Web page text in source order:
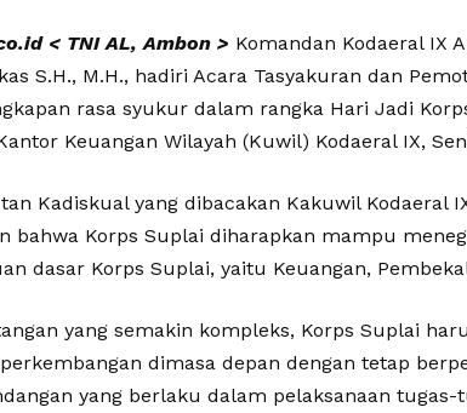
< TNI AL, Ambon > Komandan Kodaeral IX
S.H., M.H., hadiri Acara Tasyakuran dan
rasa syukur dalam rangka Hari Jadi
Keuangan Wilayah (Kuwil) Kodaeral IX,
Kadiskual yang dibacakan Kakuwil Kodaeral
bahwa Korps Suplai diharapkan mampu
dasar Korps Suplai, yaitu Keuangan,
yang semakin kompleks, Korps Suplai
dimasa depan dengan tetap
yang berlaku dalam pelaksanaan tugas-